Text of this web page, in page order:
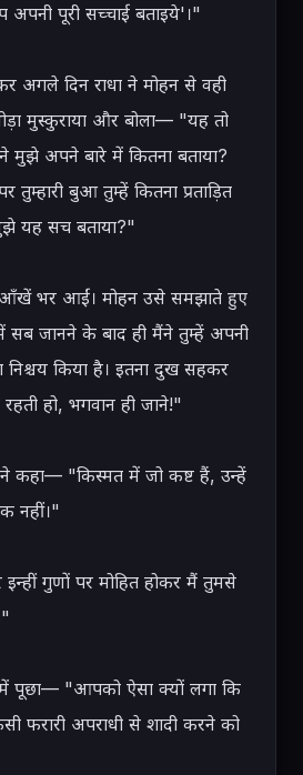
पूरी सच्चाई बताइये'।"
अगले दिन राधा ने मोहन से वही
मुस्कुराया और बोला— "यह तो
मुझे अपने बारे में कितना बताया?
तुम्हारी बुआ तुम्हें कितना प्रताड़ित
यह सच बताया?"
आँखें भर आईं। मोहन उसे समझाते हुए
सब जानने के बाद ही मैंने तुम्हें अपनी
निश्चय किया है। इतना दुख सहकर
हो, भगवान ही जाने!"
कहा— "किस्मत में जो कष्ट हैं, उन्हें
नहीं।"
इन्हीं गुणों पर मोहित होकर मैं तुमसे
में पूछा— "आपको ऐसा क्यों लगा कि
फरारी अपराधी से शादी करने को